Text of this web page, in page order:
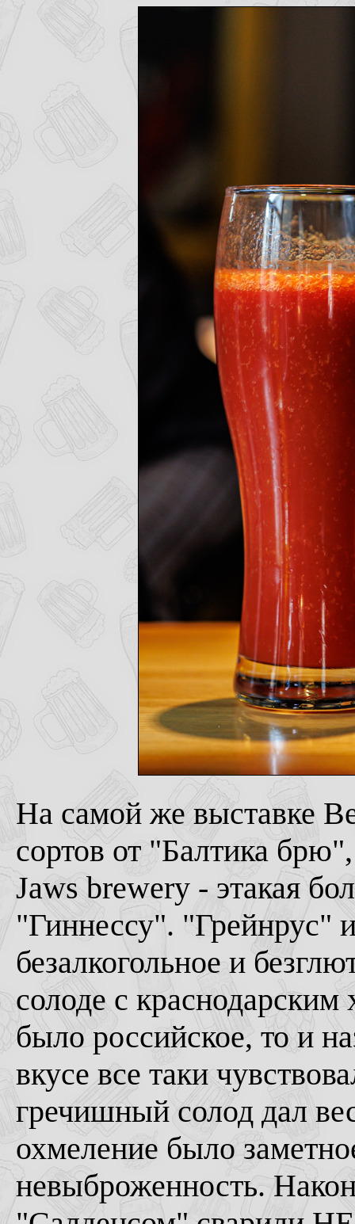
На самой же выставке
сортов от "Балтика
Jaws brewery - этакая
"Гиннессу". "Грейнрус"
безалкогольное и
солоде с
было российское, то и
вкусе все таки
гречишный солод дал
охмеление было
невыброженность.